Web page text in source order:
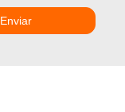
Enviar